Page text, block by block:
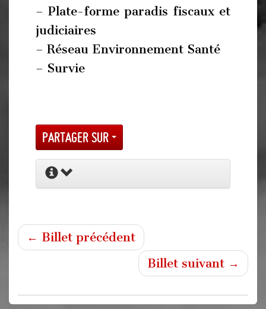
– Plate-forme paradis fiscaux et
judiciaires
– Réseau Environnement Santé
– Survie
Partager sur
← Billet précédent
Billet suivant →